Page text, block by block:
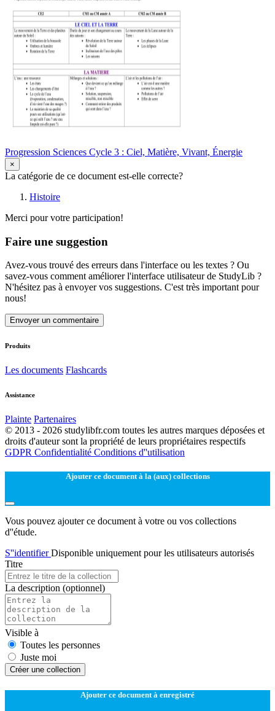
Progression Sciences Cycle 3 : Ciel, Matière, Vivant, Énergie
×
La catégorie de ce document est-elle correcte?
Histoire
Merci pour votre participation!
Faire une suggestion
Avez-vous trouvé des erreurs dans l'interface ou les textes ? Ou
savez-vous comment améliorer l'interface utilisateur de StudyLib ?
N'hésitez pas à envoyer vos suggestions. C'est très important pour
nous!
Envoyer un commentaire
Produits
Les documents Flashcards
Assistance
Plainte Partenaires
© 2013 - 2026 studylibfr.com toutes les autres marques déposées et
droits d'auteur sont la propriété de leurs propriétaires respectifs
GDPR Confidentialité Conditions d''utilisation
Ajouter ce document à la (aux) collections
Vous pouvez ajouter ce document à votre ou vos collections
d''étude.
S''identifierDisponible uniquement pour les utilisateurs autorisés
Titre
La description (optionnel)
Visible à
Toutes les personnes
Juste moi
Créer une collection
Ajouter ce document à enregistré